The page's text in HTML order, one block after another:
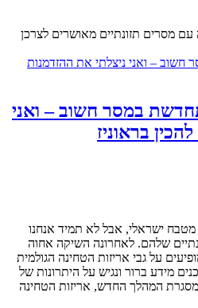
– ואני ניצלתי את ההזדמנות
במסר חשוב – ואני
בראוניז
ישראלי, אבל לא תמיד אנחנו
שלהם. לאחרונה השיקה אחוה
על גבי אריזות הטחינה הגולמית
מידע ברור ונגיש על היתרונות של
המהלך החדש, אריזות הטחינה